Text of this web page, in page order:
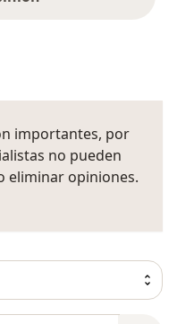
importantes, por
no pueden
eliminar opiniones.